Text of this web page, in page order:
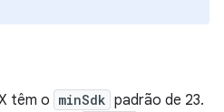
têm o minSdk padrão de 23.